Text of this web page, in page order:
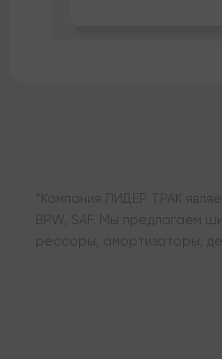
*Компания ЛИДЕР ТРАК
BPW, SAF. Мы предлагаем
рессоры, амортизаторы,